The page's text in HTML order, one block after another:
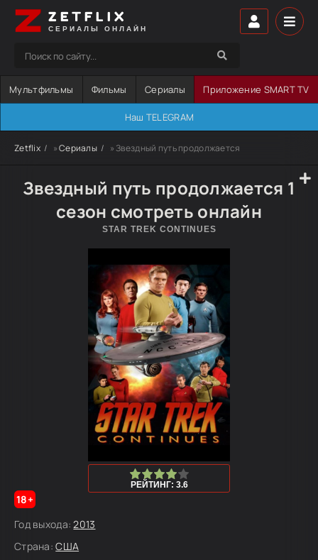
ZETFLIX
СЕРИАЛЫ ОНЛАЙН
Мультфильмы Фильмы Сериалы Приложение SMART TV
Наш TELEGRAM
Zetflix »Сериалы » Звездный путь продолжается
Звездный путь продолжается 1
сезон смотреть онлайн
STAR TREK CONTINUES
4
5
РЕЙТИНГ: 3.6
18+
Год выхода: 2013
Страна: США